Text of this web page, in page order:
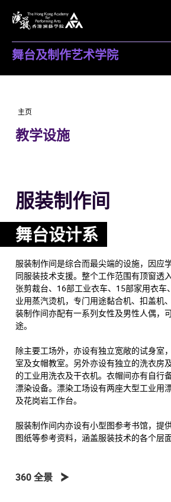
舞台及制作艺术学院
主页
教学设施
服装制作间
舞台设计系
服装制作间是综合而最尖端的设施，因应
同服装技术支援。整个工作范围有顶窗透
张剪裁台、16部工业衣车、15部家用衣车
业用蒸汽烫机，专门用途黏合机、扣盖机
装制作间亦配有一系列女性及男性人偶，
途。
除主要工场外，亦设有独立宽敞的试身室
室及女帽教室。另外亦设有独立的洗衣房
的工业用洗衣及干衣机。衣帽间亦有自行
漂染设备。漂染工场设有两座大型工业用
及花岗岩工作台。
服装制作间内亦设有小型图参考书馆，提
图纸等参考资料，涵盖服装技术的各个层面
360 全景